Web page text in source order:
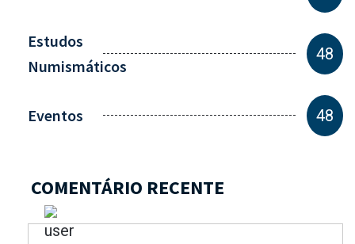
Estudos
Numismáticos
48
Eventos 48
COMENTÁRIO RECENTE